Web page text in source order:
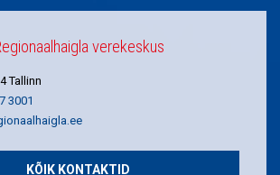
verekeskus
Tallinn
3001
KÕIK KONTAKTID